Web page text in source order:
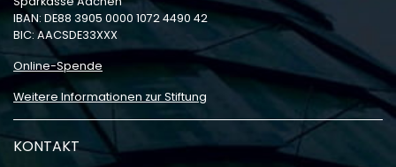
IBAN: DE88 3905 0000 1072 4490 42
BIC: AACSDE33XXX
Online-Spende
Weitere Informationen zur Stiftung
KONTAKT